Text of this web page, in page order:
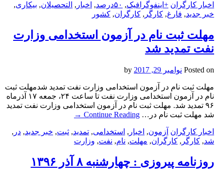
اخبار کارگران +اینفوگرافیک, ۵۰درصد , اخبار , التحصیلان, بیکاری,
خبر جدید, فارغ, کارگر , کارگران, کشور
مهلت ثبت نام در آزمون استخدامی وزارت
نفت تمدید شد
Posted on نوامبر 29, 2017
مهلت ثبت نام در آزمون استخدامی وزارت نفت تمدید شدمهلت ثبت
نام در آزمون استخدامی وزارت نفت تا ساعت ۲۴، جمعه ۱۷ آذرماه
۹۶ تمدید شد. مهلت ثبت نام در آزمون استخدامی وزارت نفت تمدید
شد مهلت ثبت نام در… Continue Reading
→
اخبار کارگران آزمون, اخبار , استخدامی, تمدید, ثبت, خبر جدید, در ,
شد, کارگر , کارگران, مهلت, نام, نفت, وزارت
روزنامه پیروزی : چهارشنبه ۸ آذر ۱۳۹۶